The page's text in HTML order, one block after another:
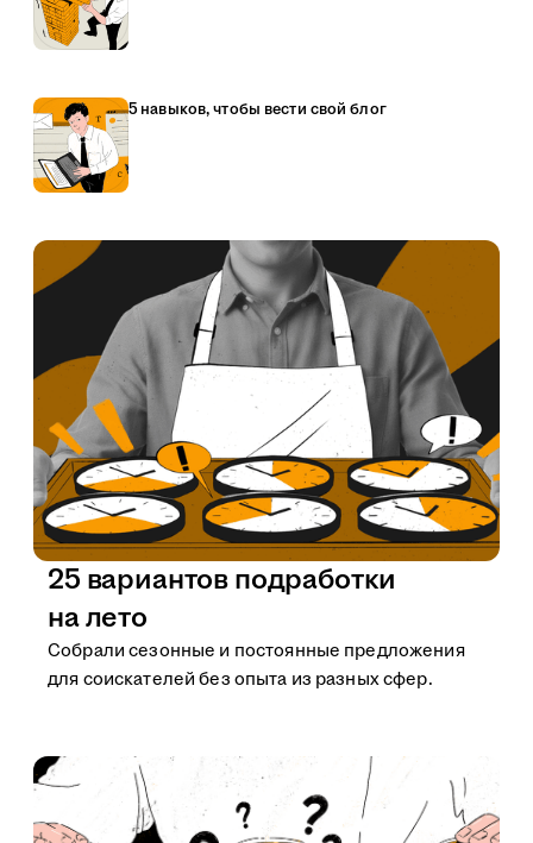
5 навыков, чтобы вести свой блог
25 вариантов подработки
на лето
Собрали сезонные и постоянные предложения
для соискателей без опыта из разных сфер.